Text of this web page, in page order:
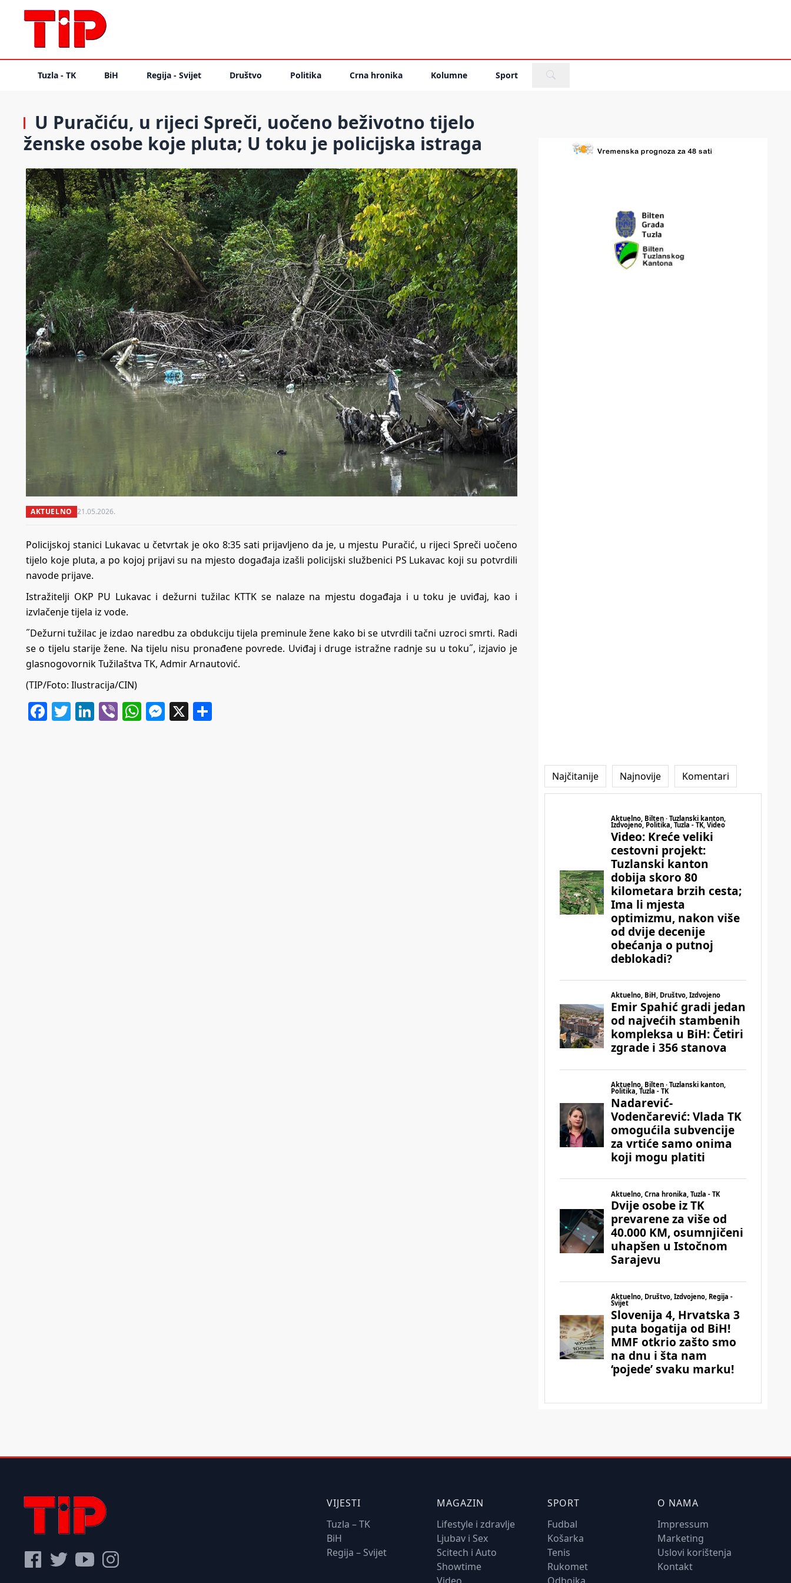
Tuzla - TK BiH Regija - Svijet Društvo Politika Crna hronika Kolumne Sport
U Puračiću, u rijeci Spreči, uočeno beživotno tijelo
ženske osobe koje pluta; U toku je policijska istraga
AKTUELNO 21.05.2026.
Policijskoj stanici Lukavac u četvrtak je oko 8:35 sati prijavljeno da je, u mjestu Puračić, u rijeci Spreči uočeno
tijelo koje pluta, a po kojoj prijavi su na mjesto događaja izašli policijski službenici PS Lukavac koji su potvrdili
navode prijave.
Istražitelji OKP PU Lukavac i dežurni tužilac KTTK se nalaze na mjestu događaja i u toku je uviđaj, kao i
izvlačenje tijela iz vode.
˝Dežurni tužilac je izdao naredbu za obdukciju tijela preminule žene kako bi se utvrdili tačni uzroci smrti. Radi
se o tijelu starije žene. Na tijelu nisu pronađene povrede. Uviđaj i druge istražne radnje su u toku˝, izjavio je
glasnogovornik Tužilaštva TK, Admir Arnautović.
(TIP/Foto: Ilustracija/CIN)
Facebook
Twitter
LinkedIn
ViberWhatsApp
Messenger
X
Najčitanije Najnovije Komentari
VIJESTI
Tuzla – TK
BiH
Regija – Svijet
MAGAZIN
Lifestyle i zdravlje
Ljubav i Sex
Scitech i Auto
Showtime
Video
SPORT
Fudbal
Košarka
Tenis
Rukomet
Odbojka
O NAMA
Impressum
Marketing
Uslovi korištenja
Kontakt